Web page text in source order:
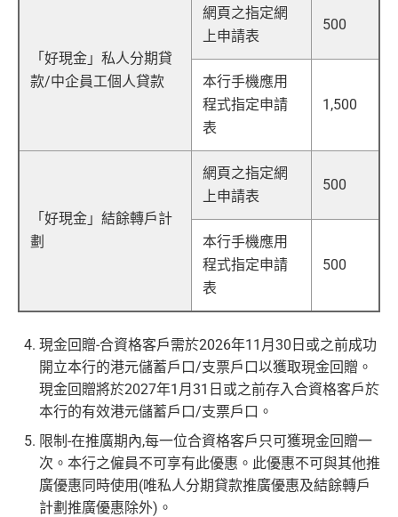
「好現金」私人分期貸
款/中企員工個人貸款
網頁之指定網
上申請表
500
本行手機應用
程式指定申請
表
1,500
「好現金」結餘轉戶計
劃
網頁之指定網
上申請表
500
本行手機應用
程式指定申請
表
500
現金回贈-合資格客戶需於2026年11月30日或之前成功
開立本行的港元儲蓄戶口/支票戶口以獲取現金回贈。
現金回贈將於2027年1月31日或之前存入合資格客戶於
本行的有效港元儲蓄戶口/支票戶口。
限制-在推廣期內,每一位合資格客戶只可獲現金回贈一
次。本行之僱員不可享有此優惠。此優惠不可與其他推
廣優惠同時使用(唯私人分期貸款推廣優惠及結餘轉戶
計劃推廣優惠除外)。